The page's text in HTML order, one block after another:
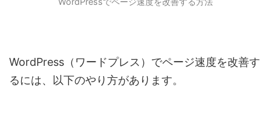
WordPress（ワードプレス）でページ速度を改善す
るには、以下のやり方があります。